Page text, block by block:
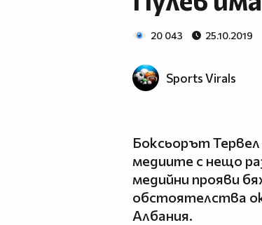
20 043 25.10.2019
Sports Virals
Боксьорът
медиите с нещо
медийни прояви
обстоятелства
Албания.